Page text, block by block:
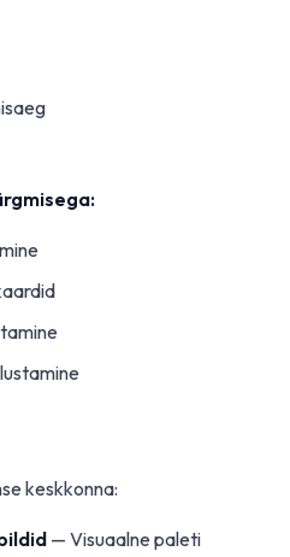
keskkonna:
— Visuaalne paleti